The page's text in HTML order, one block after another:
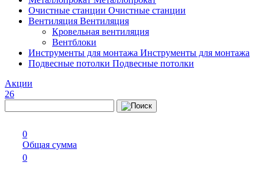
Очистные станции Очистные станции
Вентиляция Вентиляция
Кровельная вентиляция
Вентблоки
Инструменты для монтажа Инструменты для монтажа
Подвесные потолки Подвесные потолки
Акции
26
0
Общая сумма
0